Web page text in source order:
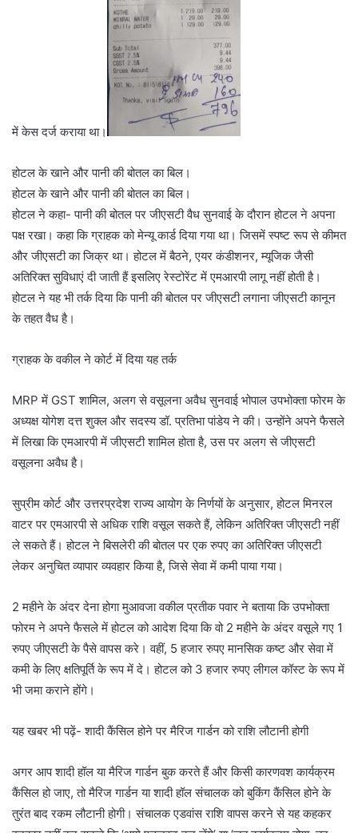
में केस दर्ज कराया था।
होटल के खाने और पानी की बोतल का बिल।
होटल के खाने और पानी की बोतल का बिल।
होटल ने कहा- पानी की बोतल पर जीएसटी वैध सुनवाई के दौरान होटल ने अपना
पक्ष रखा। कहा कि ग्राहक को मेन्यू कार्ड दिया गया था। जिसमें स्पष्ट रूप से कीमत
और जीएसटी का जिक्र था। होटल में बैठने, एयर कंडीशनर, म्यूजिक जैसी
अतिरिक्त सुविधाएं दी जाती हैं इसलिए रेस्टोरेंट में एमआरपी लागू नहीं होती है।
होटल ने यह भी तर्क दिया कि पानी की बोतल पर जीएसटी लगाना जीएसटी कानून
के तहत वैध है।
ग्राहक के वकील ने कोर्ट में दिया यह तर्क
MRP में GST शामिल, अलग से वसूलना अवैध सुनवाई भोपाल उपभोक्ता फोरम के
अध्यक्ष योगेश दत्त शुक्ल और सदस्य डॉ. प्रतिभा पांडेय ने की। उन्होंने अपने फैसले
में लिखा कि एमआरपी में जीएसटी शामिल होता है, उस पर अलग से जीएसटी
वसूलना अवैध है।
सुप्रीम कोर्ट और उत्तरप्रदेश राज्य आयोग के निर्णयों के अनुसार, होटल मिनरल
वाटर पर एमआरपी से अधिक राशि वसूल सकते हैं, लेकिन अतिरिक्त जीएसटी नहीं
ले सकते हैं। होटल ने बिसलेरी की बोतल पर एक रुपए का अतिरिक्त जीएसटी
लेकर अनुचित व्यापार व्यवहार किया है, जिसे सेवा में कमी पाया गया।
2 महीने के अंदर देना होगा मुआवजा वकील प्रतीक पवार ने बताया कि उपभोक्ता
फोरम ने अपने फैसले में होटल को आदेश दिया कि वो 2 महीने के अंदर वसूले गए 1
रुपए जीएसटी के पैसे वापस करे। वहीं, 5 हजार रुपए मानसिक कष्ट और सेवा में
कमी के लिए क्षतिपूर्ति के रूप में दे। होटल को 3 हजार रुपए लीगल कॉस्ट के रूप में
भी जमा कराने होंगे।
यह खबर भी पढ़ें- शादी कैंसिल होने पर मैरिज गार्डन को राशि लौटानी होगी
अगर आप शादी हॉल या मैरिज गार्डन बुक करते हैं और किसी कारणवश कार्यक्रम
कैंसिल हो जाए, तो मैरिज गार्डन या शादी हॉल संचालक को बुकिंग कैंसिल होने के
तुरंत बाद रकम लौटानी होगी। संचालक एडवांस राशि वापस करने से यह कहकर